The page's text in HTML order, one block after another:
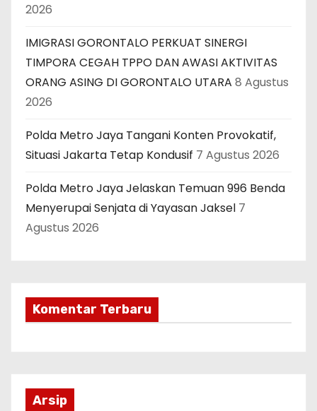
2026
IMIGRASI GORONTALO PERKUAT SINERGI
TIMPORA CEGAH TPPO DAN AWASI AKTIVITAS
ORANG ASING DI GORONTALO UTARA 8 Agustus
2026
Polda Metro Jaya Tangani Konten Provokatif,
Situasi Jakarta Tetap Kondusif 7 Agustus 2026
Polda Metro Jaya Jelaskan Temuan 996 Benda
Menyerupai Senjata di Yayasan Jaksel 7
Agustus 2026
Komentar Terbaru
Arsip